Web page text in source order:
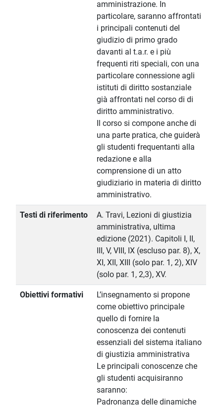
amministrazione. In
particolare, saranno affrontati
i principali contenuti del
giudizio di primo grado
davanti al t.a.r. e i più
frequenti riti speciali, con una
particolare connessione agli
istituti di diritto sostanziale
già affrontati nel corso di di
diritto amministrativo.
Il corso si compone anche di
una parte pratica, che guiderà
gli studenti frequentanti alla
redazione e alla
comprensione di un atto
giudiziario in materia di diritto
amministrativo.
Testi di riferimento
A. Travi, Lezioni di giustizia
amministrativa, ultima
edizione (2021). Capitoli I, II,
III, V, VIII, IX (escluso par. 8), X,
XI, XII, XIII (solo par. 1, 2), XIV
(solo par. 1, 2,3), XV.
Obiettivi formativi
L’insegnamento si propone
come obiettivo principale
quello di fornire la
conoscenza dei contenuti
essenziali del sistema italiano
di giustizia amministrativa
Le principali conoscenze che
gli studenti acquisiranno
saranno:
Padronanza delle dinamiche